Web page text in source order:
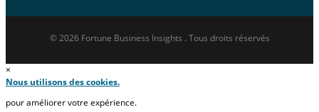
© 2026 Fortune Business Insights . Tous droits réservés
×
Nous utilisons des cookies.
pour améliorer votre expérience.